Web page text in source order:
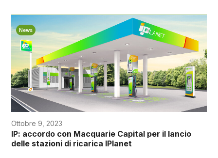
News
Ottobre 9, 2023
IP: accordo con Macquarie Capital per il lancio
delle stazioni di ricarica IPlanet